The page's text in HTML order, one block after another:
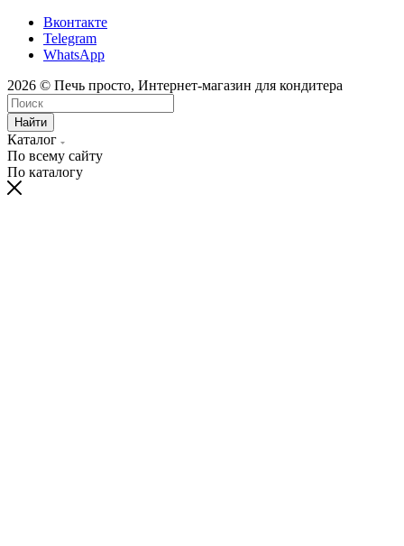
Вконтакте
Telegram
WhatsApp
2026 © Печь просто, Интернет-магазин для кондитера
Найти
Каталог
По всему сайту
По каталогу